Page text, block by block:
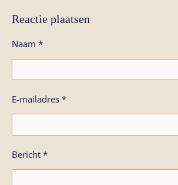
Reactie plaatsen
Naam *
E-mailadres *
Bericht *